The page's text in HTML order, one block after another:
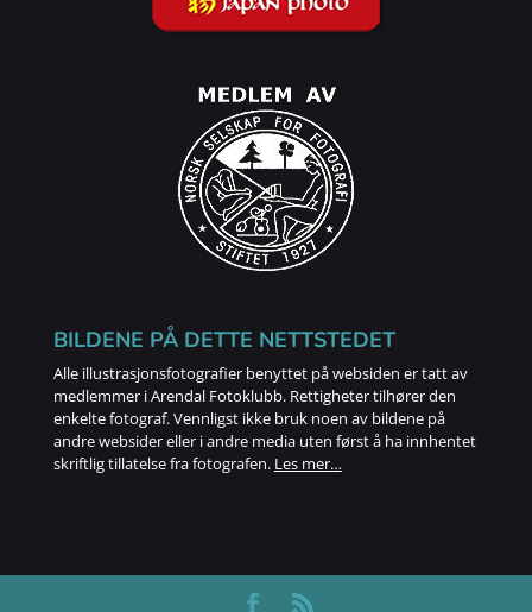
BILDENE PÅ DETTE NETTSTEDET
Alle illustrasjonsfotografier benyttet på websiden er tatt av
medlemmer i Arendal Fotoklubb. Rettigheter tilhører den
enkelte fotograf. Vennligst ikke bruk noen av bildene på
andre websider eller i andre media uten først å ha innhentet
skriftlig tillatelse fra fotografen. Les mer…